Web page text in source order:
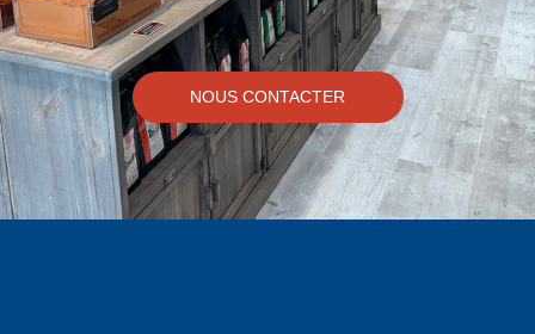
NOUS CONTACTER